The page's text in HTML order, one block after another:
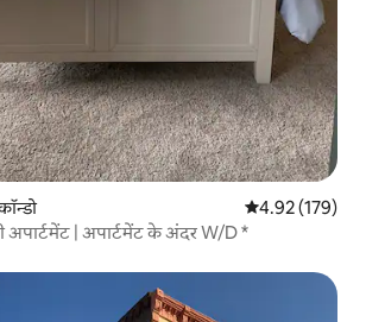
औसत रेटिंग 5 में से
4.92 (179)
अपार्टमेंट | अपार्टमेंट के अंदर W/D *